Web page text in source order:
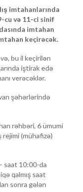
imtahanlarında
cu və 11-ci sinif
imtahan
keçirəcək.
bu il keçirilən
iştirak edə
verəcəklər.
şəhərlərində
rəhbəri, 6 ümumi
rejimi (mühafizə)
saat 10:00-da
qalmış saat
sonra gələn